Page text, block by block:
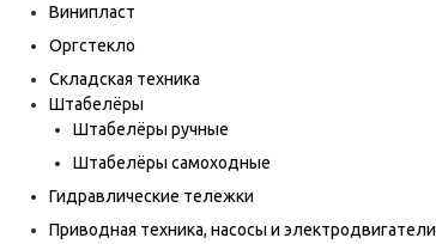
Винипласт
Оргстекло
Складская техника
Штабелёры
Штабелёры ручные
Штабелёры самоходные
Гидравлические тележки
Приводная техника, насосы и электродвигатели